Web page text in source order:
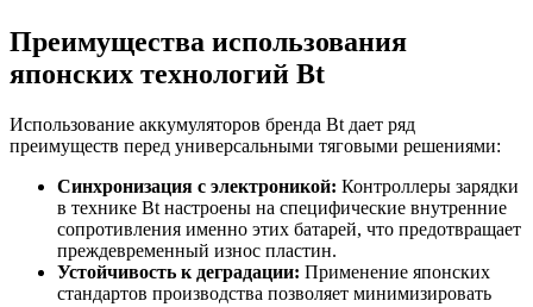
Преимущества использования
японских технологий Bt
Использование аккумуляторов бренда Bt дает ряд
преимуществ перед универсальными тяговыми решениями:
Синхронизация с электроникой: Контроллеры зарядки
в технике Bt настроены на специфические внутренние
сопротивления именно этих батарей, что предотвращает
преждевременный износ пластин.
Устойчивость к деградации: Применение японских
стандартов производства позволяет минимизировать